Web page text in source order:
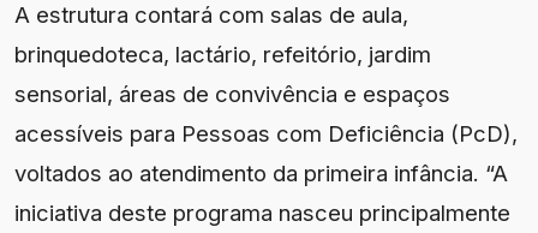
A estrutura contará com salas de aula,
brinquedoteca, lactário, refeitório, jardim
sensorial, áreas de convivência e espaços
acessíveis para Pessoas com Deficiência (PcD),
voltados ao atendimento da primeira infância. “A
iniciativa deste programa nasceu principalmente